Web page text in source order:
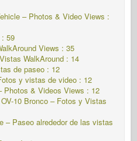
– Photos & Video Views :
59
Views : 35
WalkAround : 14
de paseo : 12
y vistas de video : 12
Photos & Videos Views : 12
10 Bronco – Fotos y Vistas
– Paseo alrededor de las vistas